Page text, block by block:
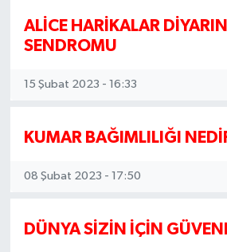
ALİCE HARİKALAR
SENDROMU
15 Şubat 2023 - 16:33
KUMAR BAĞIMLILIĞI
08 Şubat 2023 - 17:50
DÜNYA SİZİN İÇİN